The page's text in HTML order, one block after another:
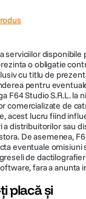
serviciilor disponibile
o obligatie
cu titlu de
pentru
F64 Studio S.R.L. la
comercializate de
acest lucru fiind
a distribuitorilor sau
De asemenea,
eventuale omisiuni
de
fara a anunta
placă și